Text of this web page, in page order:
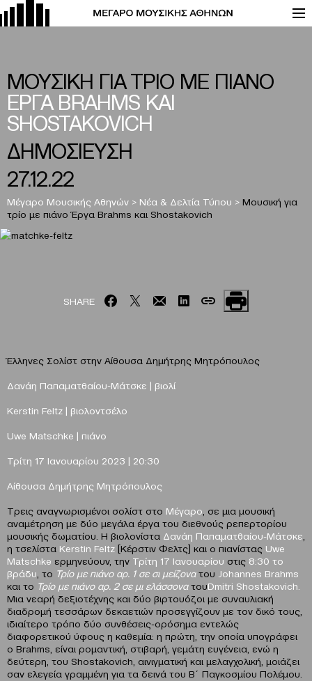
ΜΟΥΣΙΚΗ ΓΙΑ ΤΡΙΟ ΜΕ ΠΙΑΝΟ
ΕΡΓΑ BRAHMS ΚΑΙ
SHOSTAKOVICH
ΔΗΜΟΣΙΕΥΣΗ
27.12.22
Μέγαρο Μουσικής Αθηνών > Νέα & Δελτία Τύπου > Μουσική για
τρίο με πιάνο Έργα Brahms και Shostakovich
SHARE
Έλληνες Σολίστ στην Αίθουσα Δημήτρης Μητρόπουλος
Δανάη Παπαματθαίου-Μάτσκε | βιολί
Kerstin Feltz | βιολοντσέλο
Uwe Matschke | πιάνο
Τρίτη 17 Ιανουαρίου 2023 | 20:30
Αίθουσα Δημήτρης Μητρόπουλος
Tρεις αναγνωρισμένοι σολίστ στο Μέγαρο , σε μια μουσική
αναμέτρηση με δύο μεγάλα έργα του διεθνούς ρεπερτορίου
μουσικής δωματίου. Η βιολονίστα Δανάη Παπαματθαίου-Μάτσκε
η τσελίστα Kerstin Feltz [Κέρστιν Φελτς] και ο πιανίστας Uwe
Matschke ερμηνεύουν, την Τρίτη 17 Ιανουαρίου στις 8:30 το
βράδυ , το Τρίο με πιάνο αρ. 1 σε σι μείζονατου Johannes Brahms
και το Τρίο με πιάνο αρ. 2 σε μι ελάσσονατουDmitri Shostakovich
Mια νεαρή δεξιοτέχνης και δύο βιρτουόζοι με συναυλιακή
διαδρομή τεσσάρων δεκαετιών προσεγγίζουν με τον δικό τους,
ιδιαίτερο τρόπο δύο συνθέσεις-ορόσημα εντελώς
διαφορετικού ύφους η καθεμία: η πρώτη, την οποία υπογράφει
ο Brahms, είναι ρομαντική, στιβαρή, γεμάτη ευγένεια, ενώ η
δεύτερη, του Shostakovich, αινιγματική και μελαγχολική, μοιάζει
σαν ελεγεία γραμμένη για τα δεινά του Β΄ Παγκοσμίου Πολέμου.